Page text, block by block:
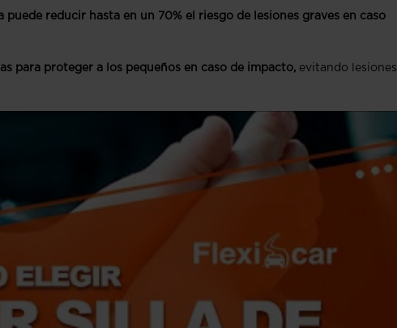
puede reducir hasta en un 70% el riesgo de lesiones graves en caso
para proteger a los pequeños en caso de impacto, evitando lesiones